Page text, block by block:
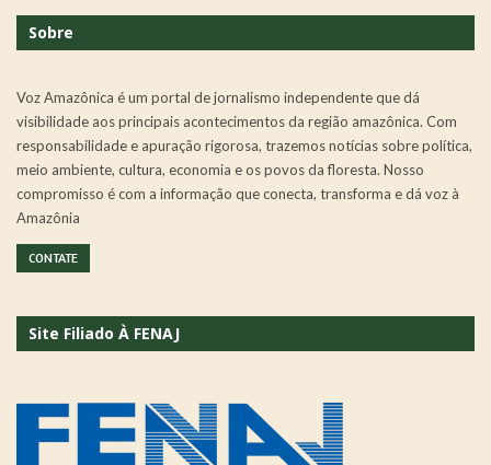
Sobre
Voz Amazônica é um portal de jornalismo independente que dá
visibilidade aos principais acontecimentos da região amazônica. Com
responsabilidade e apuração rigorosa, trazemos notícias sobre política,
meio ambiente, cultura, economia e os povos da floresta. Nosso
compromisso é com a informação que conecta, transforma e dá voz à
Amazônia
CONTATE
Site Filiado À FENAJ